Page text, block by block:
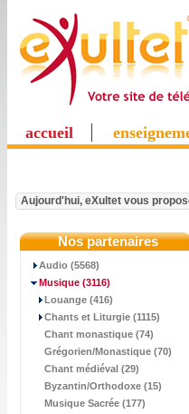
accueil
Aujourd'hui, eXultet vous
Nos partenaires
Audio (5568)
Musique (3116)
Louange (416)
Chants et Liturgie (1115)
Chant monastique (74)
Grégorien/Monastique (70)
Chant médiéval (29)
Byzantin/Orthodoxe (15)
Musique Sacrée (177)